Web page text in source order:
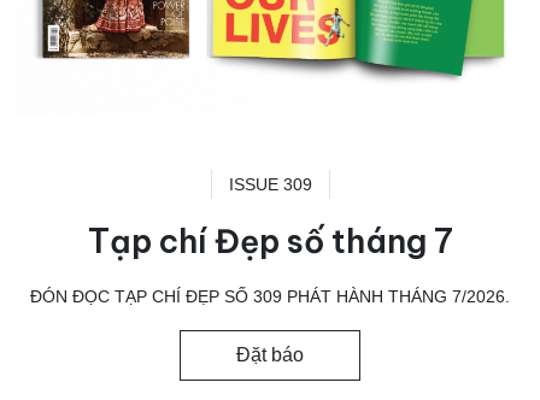
ISSUE 309
Tạp chí Đẹp số tháng 7
ĐÓN ĐỌC TẠP CHÍ ĐẸP SỐ 309 PHÁT HÀNH THÁNG 7/2026.
Đặt báo